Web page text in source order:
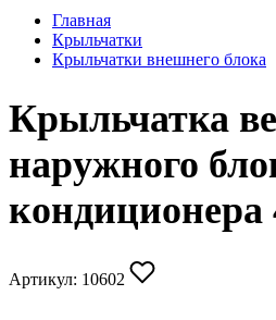
Главная
Крыльчатки
Крыльчатки внешнего блока
Крыльчатка
наружного
кондиционера
Артикул: 10602